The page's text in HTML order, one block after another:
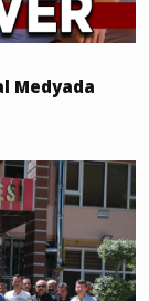
Medyada